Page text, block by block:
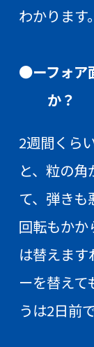
わかります
●ーフォア
か？
2週間くら
と、粒の
て、弾きも
回転もかか
は替えま
ーを替え
うは2日前